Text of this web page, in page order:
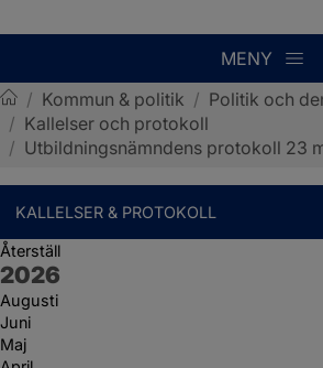
MENY
Sotenäs kommun
/ Kommun & politik / Politik och
/ Kallelser och protokoll
/ Utbildningsnämndens protokoll 23
KALLELSER & PROTOKOLL
Återställ
År:
2026
Augusti
Juni
Maj